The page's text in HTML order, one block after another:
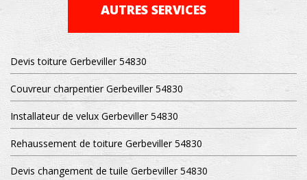
AUTRES SERVICES
Devis toiture Gerbeviller 54830
Couvreur charpentier Gerbeviller 54830
Installateur de velux Gerbeviller 54830
Rehaussement de toiture Gerbeviller 54830
Devis changement de tuile Gerbeviller 54830